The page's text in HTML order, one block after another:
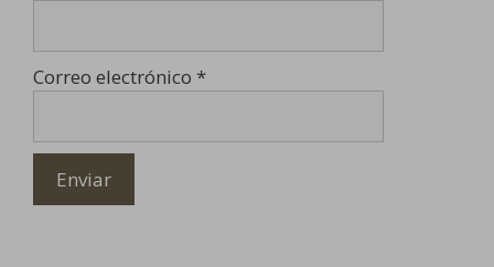
Correo electrónico *